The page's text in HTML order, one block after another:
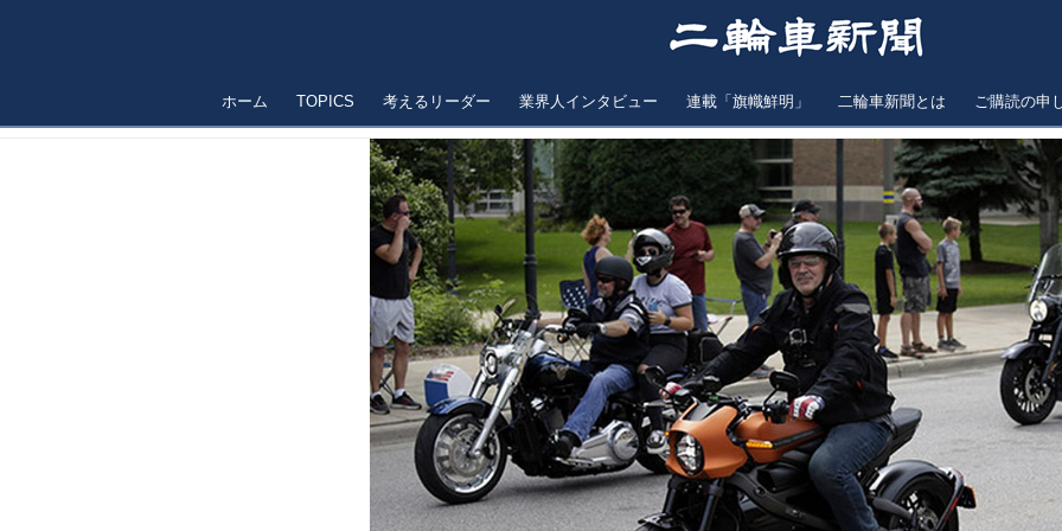
ホーム TOPICS 考えるリーダー 業界人インタビュー 連載「旗幟鮮明」 二輪車新聞とは ご購読の申